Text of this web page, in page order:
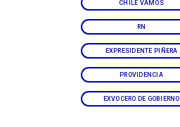
CHILE VAMOS
RN
EXPRESIDENTE PIÑERA
PROVIDENCIA
EXVOCERO DE GOBIERNO